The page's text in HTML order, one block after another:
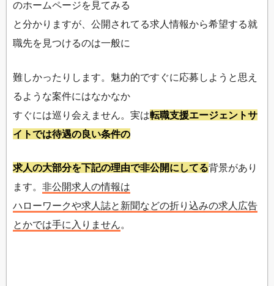
のホームページを見てみる
と分かりますが、公開されてる求人情報から希望する就
職先を見つけるのは一般に
難しかったりします。魅力的ですぐに応募しようと思え
るような案件にはなかなか
すぐには巡り会えません。実は転職支援エージェントサ
イトでは待遇の良い条件の
求人の大部分を下記の理由で非公開にしてる背景があり
ます。 非公開求人の情報は
ハローワークや求人誌と新聞などの折り込みの求人広告
とかでは手に入りません。